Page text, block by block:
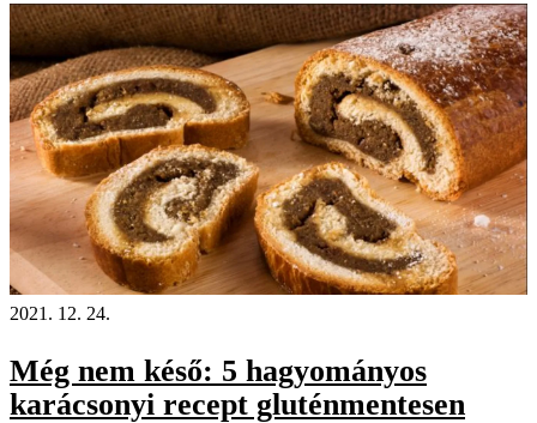
2021. 12. 24.
Még nem késő: 5 hagyományos
karácsonyi recept gluténmentesen